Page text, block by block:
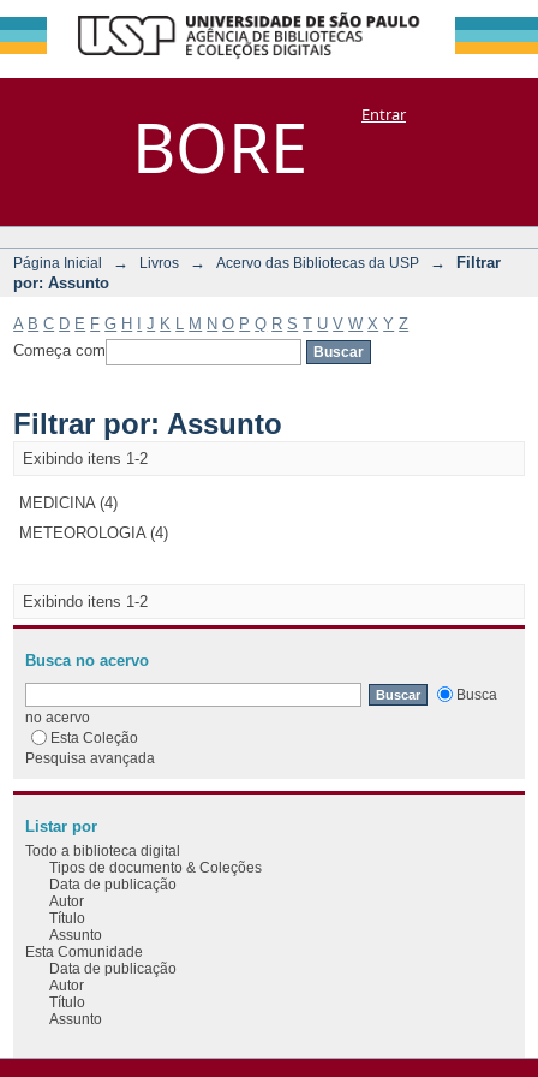
BORE
Filtrar por:
Assunto
DSpace/Manakin + CoriscoEntrar
Página Inicial → Livros → Acervo das Bibliotecas da USP →
Filtrar
por: Assunto
A B C D E F G H J K M N O P Q R S T U V W X Y Z
Começa com
Filtrar por: Assunto
Exibindo itens 1-2
MEDICINA (4)
METEOROLOGIA (4)
Exibindo itens 1-2
Busca no acervo
Busca
no acervo
Esta Coleção
Pesquisa avançada
Listar por
Todo a biblioteca digital
Tipos de documento & Coleções
Data de publicação
Autor
Título
Assunto
Esta Comunidade
Data de publicação
Autor
Título
Assunto